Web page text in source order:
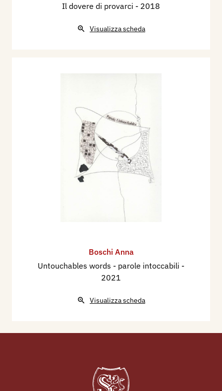
Il dovere di provarci - 2018
Visualizza scheda
Boschi Anna
Untouchables words - parole intoccabili -
2021
Visualizza scheda